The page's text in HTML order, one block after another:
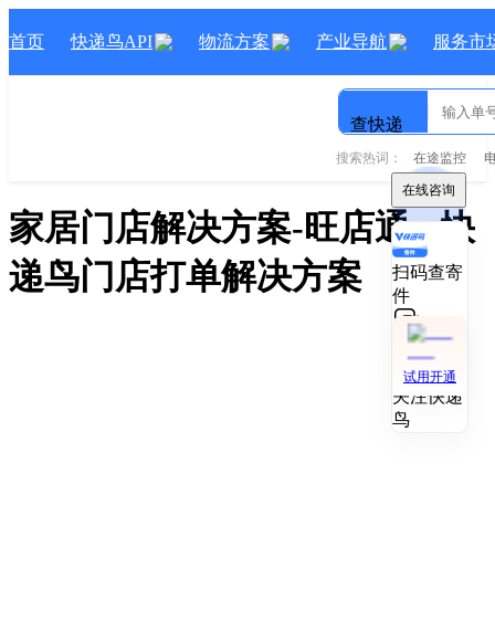
在线咨询
扫码查寄
件
技术对接
关注快递
鸟
试用开通
首页 快递鸟API 物流方案 产业导航 服务市
查快递
搜索热词： 在途监控
家居门店解决方案-旺店通- 快
递鸟门店打单解决方案